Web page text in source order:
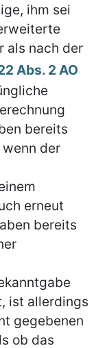
ihm sei
als nach der
Abs. 2 AO
bereits
der
erneut
bereits
ist allerdings
gegebenen
ob das